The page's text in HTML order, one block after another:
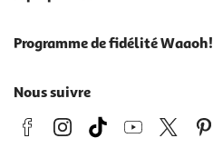
Programme de fidélité Waaoh!
Nous suivre